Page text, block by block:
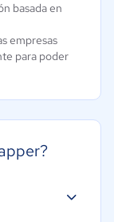
basada en
empresas
para poder